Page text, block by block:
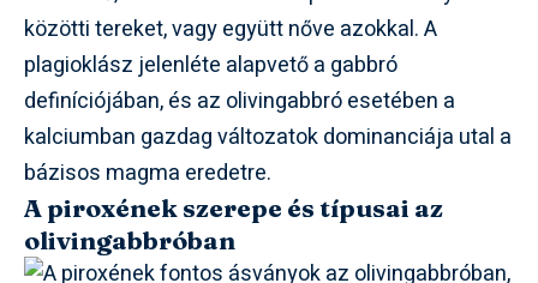
közötti tereket, vagy együtt nőve azokkal. A
plagioklász jelenléte alapvető a gabbró
definíciójában, és az olivingabbró esetében a
kalciumban gazdag változatok dominanciája utal a
bázisos magma eredetre.
A piroxének szerepe és típusai az
olivingabbróban